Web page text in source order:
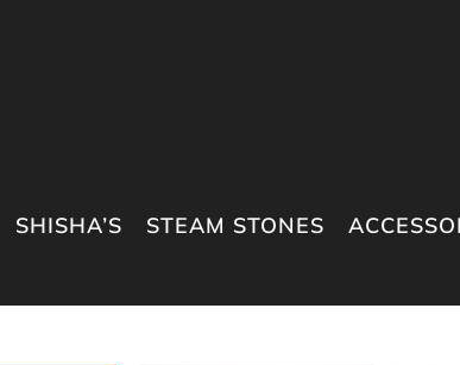
SHISHA’S STEAM STONES